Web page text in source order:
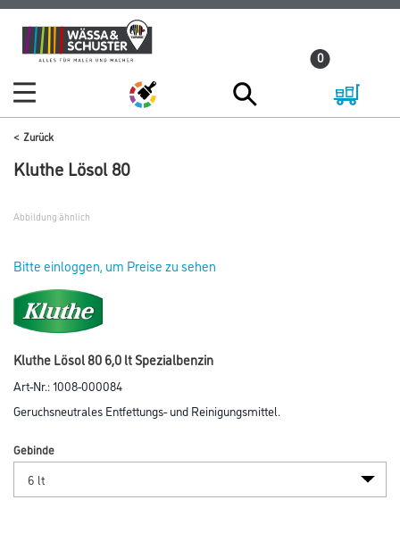
Zum
Inhalt
Zum
Navigationsmenü
0
Zurück
Kluthe Lösol 80